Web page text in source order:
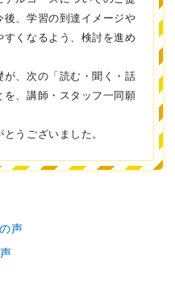
、学習の到達イメージや
くなるよう、検討を進め
、次の「読む・聞く・話
、講師・スタッフ一同願
うございました。
声